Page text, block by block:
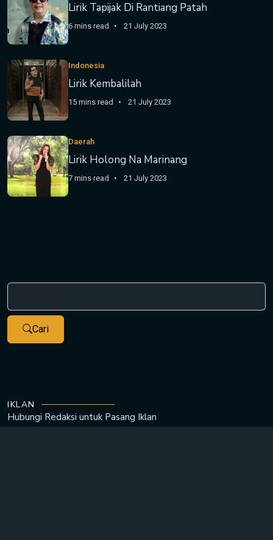
Lirik Tapijak Di Rantiang Patah
6 mins read 21 July 2023
Indonesia
Lirik Kembalilah
15 mins read 21 July 2023
Daerah
Lirik Holong Na Marinang
7 mins read 21 July 2023
Cari
IKLAN
Hubungi Redaksi untuk Pasang Iklan